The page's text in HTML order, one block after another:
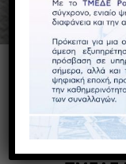
Διπλή
στα
Awards